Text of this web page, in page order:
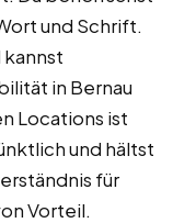
und Schrift.
kannst
in Bernau
Locations ist
und hältst
für
Vorteil.